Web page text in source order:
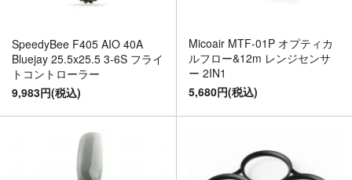
SpeedyBee F405 AIO 40A
Bluejay 25.5x25.5 3-6S フライ
トコントローラー
9,983円(税込)
Micoair MTF-01P オプティカ
ルフロー&12m レンジセンサ
ー 2IN1
5,680円(税込)